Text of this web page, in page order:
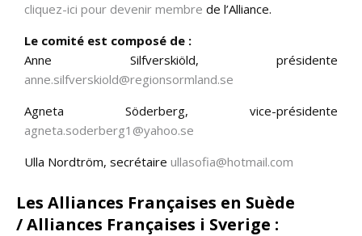
cliquez-ici pour devenir membre de l’Alliance.
Le comité est composé de :
Anne Silfverskiöld, présidente
anne.silfverskiold@regionsormland.se
Agneta Söderberg, vice-présidente
agneta.soderberg1@yahoo.se
Ulla Nordtröm, secrétaire ullasofia@hotmail.com
Les Alliances Françaises en Suède
/ Alliances Françaises i Sverige :